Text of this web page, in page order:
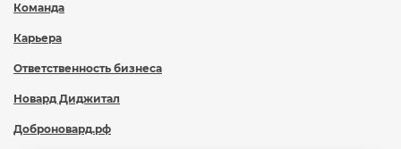
Команда
Карьера
Ответственность бизнеса
Новард Диджитал
Доброновард.рф